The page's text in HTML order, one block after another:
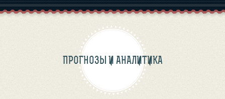
ПРОГНОЗЫ И АНАЛИТИКА